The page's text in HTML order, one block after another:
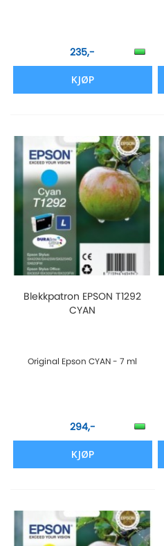
235,-
KJØP
Blekkpatron EPSON T1292
CYAN
Original Epson CYAN - 7 ml
294,-
KJØP